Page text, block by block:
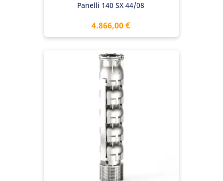
Panelli 140 SX 44/08
Preis
4.866,00 €